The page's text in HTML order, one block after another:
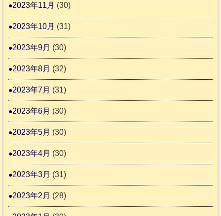
2023年11月 (30)
2023年10月 (31)
2023年9月 (30)
2023年8月 (32)
2023年7月 (31)
2023年6月 (30)
2023年5月 (30)
2023年4月 (30)
2023年3月 (31)
2023年2月 (28)